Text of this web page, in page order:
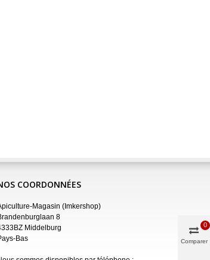
COORDONNÉES
Magasin (Imkershop)
8
Middelburg
Bas
Comparer
0